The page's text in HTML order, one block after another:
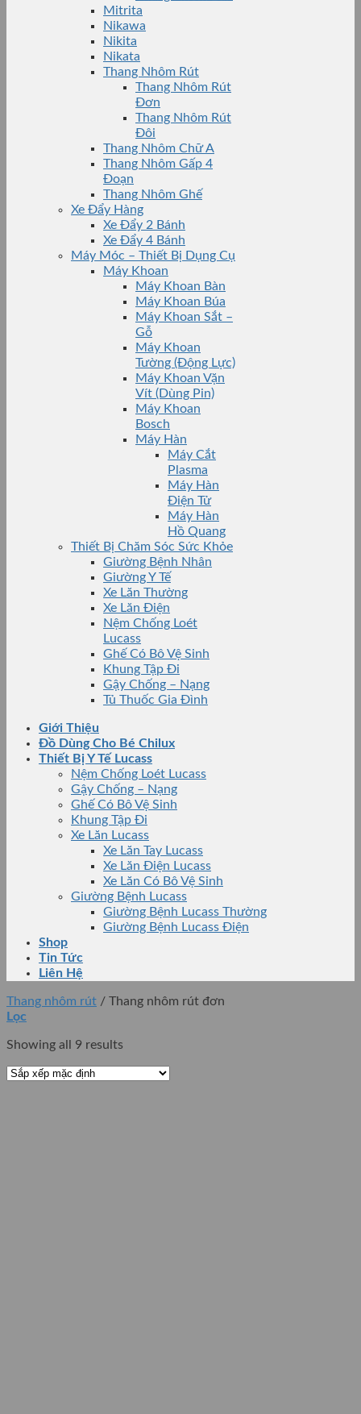
Mitrita
Nikawa
Nikita
Nikata
Thang Nhôm Rút
Thang Nhôm Rút
Đơn
Thang Nhôm Rút
Đôi
Thang Nhôm Chữ A
Thang Nhôm Gấp 4
Đoạn
Thang Nhôm Ghế
Xe Đẩy Hàng
Xe Đẩy 2 Bánh
Xe Đẩy 4 Bánh
Máy Móc – Thiết Bị Dụng Cụ
Máy Khoan
Máy Khoan Bàn
Máy Khoan Búa
Máy Khoan Sắt –
Gỗ
Máy Khoan
Tường (Động Lực)
Máy Khoan Vặn
Vít (Dùng Pin)
Máy Khoan
Bosch
Máy Hàn
Máy Cắt
Plasma
Máy Hàn
Điện Tử
Máy Hàn
Hồ Quang
Thiết Bị Chăm Sóc Sức Khỏe
Giường Bệnh Nhân
Giường Y Tế
Xe Lăn Thường
Xe Lăn Điện
Nệm Chống Loét
Lucass
Ghế Có Bô Vệ Sinh
Khung Tập Đi
Gậy Chống – Nạng
Tủ Thuốc Gia Đình
Giới Thiệu
Đồ Dùng Cho Bé Chilux
Thiết Bị Y Tế Lucass
Nệm Chống Loét Lucass
Gậy Chống – Nạng
Ghế Có Bô Vệ Sinh
Khung Tập Đi
Xe Lăn Lucass
Xe Lăn Tay Lucass
Xe Lăn Điện Lucass
Xe Lăn Có Bô Vệ Sinh
Giường Bệnh Lucass
Giường Bệnh Lucass Thường
Giường Bệnh Lucass Điện
Shop
Tin Tức
Liên Hệ
Thang nhôm rút / Thang nhôm rút đơn
Lọc
Showing all 9 results